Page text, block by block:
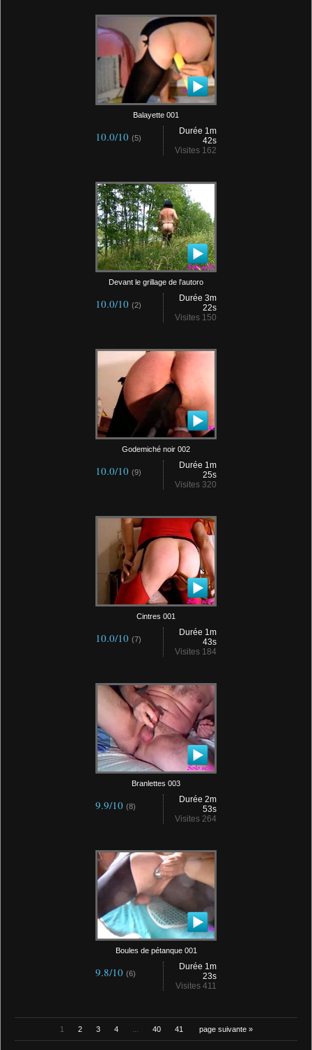
Balayette 001
Durée 1m
42s
Visites 162
10.0/10 (5)
Devant le grillage de l'autoro
Durée 3m
22s
Visites 150
10.0/10 (2)
Godemiché noir 002
Durée 1m
25s
Visites 320
10.0/10 (9)
Cintres 001
Durée 1m
43s
Visites 184
10.0/10 (7)
Branlettes 003
Durée 2m
53s
Visites 264
9.9/10 (8)
Boules de pétanque 001
Durée 1m
23s
Visites 411
9.8/10 (6)
1 2 3 4 40 41 page suivante »